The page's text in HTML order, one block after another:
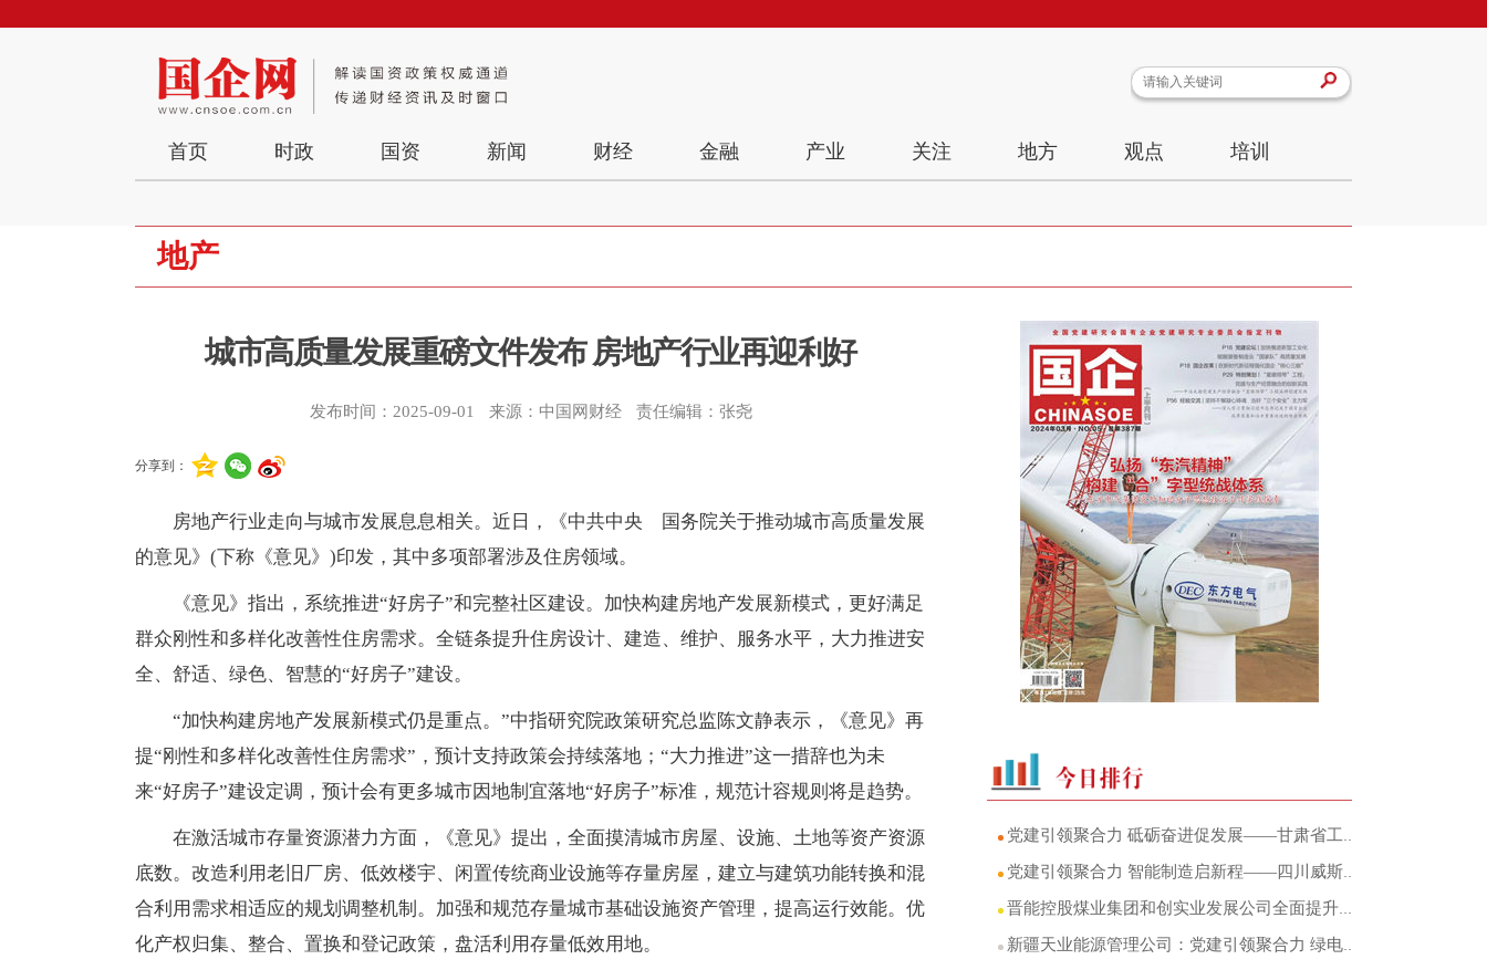
首页 时政 国资 新闻 财经 金融 产业 关注 地方 观点 培训
地产
城市高质量发展重磅文件发布 房地产行业再迎利好
发布时间：2025-09-01 来源：中国网财经 责任编辑：张尧
分享到：
房地产行业走向与城市发展息息相关。近日，《中共中央 国务院关于推动城市高质量发展
的意见》(下称《意见》)印发，其中多项部署涉及住房领域。
《意见》指出，系统推进“好房子”和完整社区建设。加快构建房地产发展新模式，更好满足
群众刚性和多样化改善性住房需求。全链条提升住房设计、建造、维护、服务水平，大力推进安
全、舒适、绿色、智慧的“好房子”建设。
“加快构建房地产发展新模式仍是重点。”中指研究院政策研究总监陈文静表示，《意见》再
提“刚性和多样化改善性住房需求”，预计支持政策会持续落地；“大力推进”这一措辞也为未
来“好房子”建设定调，预计会有更多城市因地制宜落地“好房子”标准，规范计容规则将是趋势。
在激活城市存量资源潜力方面，《意见》提出，全面摸清城市房屋、设施、土地等资产资源
底数。改造利用老旧厂房、低效楼宇、闲置传统商业设施等存量房屋，建立与建筑功能转换和混
合利用需求相适应的规划调整机制。加强和规范存量城市基础设施资产管理，提高运行效能。优
化产权归集、整合、置换和登记政策，盘活利用存量低效用地。
党建引领聚合力 砥砺奋进促发展——甘肃省工程研究院基层党建与生产经营深度融合综述
党建引领聚合力 智能制造启新程——四川威斯卡特以党建红赋能新质生产力发展纪实
晋能控股煤业集团和创实业发展公司全面提升党的领导融入公司治理水平
新疆天业能源管理公司：党建引领聚合力 绿电赋能新发展